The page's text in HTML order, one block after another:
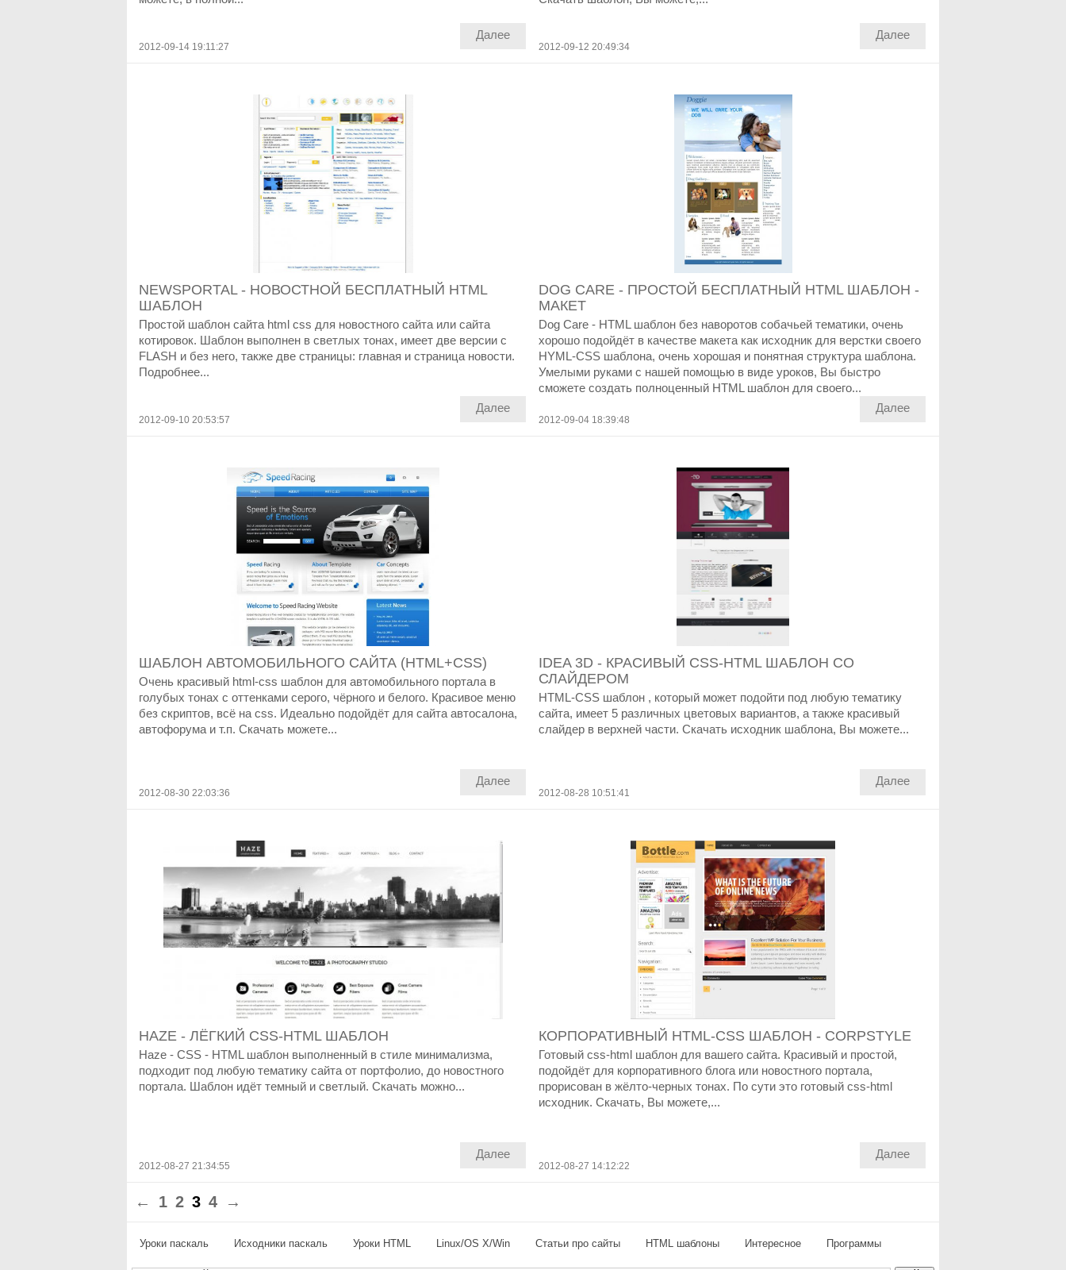
2012-09-14 19:11:27
Далее
2012-09-12 20:49:34
Далее
NEWSPORTAL - НОВОСТНОЙ БЕСПЛАТНЫЙ HTML
ШАБЛОН
Простой шаблон сайта html css для новостного сайта или сайта
котировок. Шаблон выполнен в светлых тонах, имеет две версии с
FLASH и без него, также две страницы: главная и страница новости.
Подробнее...
2012-09-10 20:53:57
Далее
DOG CARE - ПРОСТОЙ БЕСПЛАТНЫЙ HTML ШАБЛОН -
МАКЕТ
Dog Care - HTML шаблон без наворотов собачьей тематики, очень
хорошо подойдёт в качестве макета как исходник для верстки своего
HYML-CSS шаблона, очень хорошая и понятная структура шаблона.
Умелыми руками с нашей помощью в виде уроков, Вы быстро
сможете создать полноценный HTML шаблон для своего...
2012-09-04 18:39:48
Далее
ШАБЛОН АВТОМОБИЛЬНОГО САЙТА (HTML+CSS)
Очень красивый html-css шаблон для автомобильного портала в
голубых тонах с оттенками серого, чёрного и белого. Красивое меню
без скриптов, всё на css. Идеально подойдёт для сайта автосалона,
автофорума и т.п. Скачать можете...
2012-08-30 22:03:36
Далее
IDEA 3D - КРАСИВЫЙ CSS-HTML ШАБЛОН СО
СЛАЙДЕРОМ
HTML-CSS шаблон , который может подойти под любую тематику
сайта, имеет 5 различных цветовых вариантов, а также красивый
слайдер в верхней части. Скачать исходник шаблона, Вы можете...
2012-08-28 10:51:41
Далее
HAZE - ЛЁГКИЙ CSS-HTML ШАБЛОН
Haze - CSS - HTML шаблон выполненный в стиле минимализма,
подходит под любую тематику сайта от портфолио, до новостного
портала. Шаблон идёт темный и светлый. Скачать можно...
2012-08-27 21:34:55
Далее
КОРПОРАТИВНЫЙ HTML-CSS ШАБЛОН - CORPSTYLE
Готовый css-html шаблон для вашего сайта. Красивый и простой,
подойдёт для корпоративного блога или новостного портала,
прорисован в жёлто-черных тонах. По сути это готовый css-html
исходник. Скачать, Вы можете,...
2012-08-27 14:12:22
Далее
← 1 2 3 4 →
Уроки паскаль Исходники паскаль Уроки HTML Linux/OS X/Win Статьи про сайты HTML шаблоны Интересное Программы